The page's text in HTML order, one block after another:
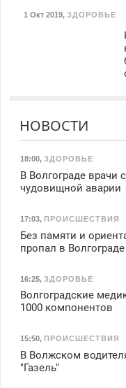
1 Окт 2019, ЗДОРОВЬЕ
НОВОСТИ
18:00, ЗДОРОВЬЕ
В Волгограде врачи
чудовищной аварии
17:03, ПРОИСШЕСТВИЯ
Без памяти и
пропал в Волгограде
16:25, ЗДОРОВЬЕ
Волгоградские
1000 компонентов
15:50, ПРОИСШЕСТВИЯ
В Волжском
"Газель"